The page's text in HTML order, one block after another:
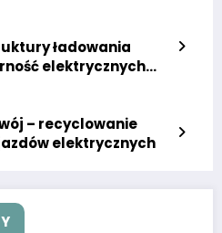
ładowania
elektrycznych
– recyclowanie
elektrycznych